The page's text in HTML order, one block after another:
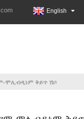
English
ሞሊብዲነም ቅይጥ ሽቦ